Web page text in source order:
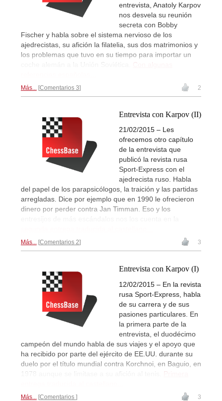
entrevista, Anatoly Karpov
nos desvela su reunión
secreta con Bobby
Fischer y habla sobre el sistema nervioso de los
ajedrecistas, su afición la filatelia, sus dos matrimonios y
los problemas que tuvo en su tiempo para importar un
coche alemán a la Unión Soviética.
Con algunas
Más... Comentarios 3 2
Entrevista con Karpov (II)
21/02/2015 – Les
ofrecemos otro capítulo
de la entrevista que
publicó la revista rusa
Sport-Express con el
ajedrecista ruso. Habla
del papel de los parapsicólogos, la traición y las partidas
arregladas. Dice por ejemplo que en 1990 le ofrecieron
dinero por perder contra Jan Timman. Eso y los
entresijos de más escándalos nos los cuenta en la
Más... Comentarios 2 3
Entrevista con Karpov (I)
12/02/2015 – En la revista
rusa Sport-Express, habla
de su carrera y de sus
pasiones particulares. En
la primera parte de la
entrevista, el duodécimo
campeón del mundo habla de sus viajes y el apoyo que
ha recibido por parte del ejército de EE.UU. durante su
duelo por el título mundial contra Korchnoi, en Baguio, en
1978 aunque se limitase a su afición al tenis. Primera
Más... Comentarios 3